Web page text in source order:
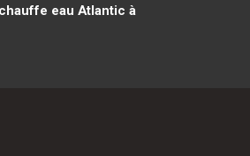
eau Atlantic à